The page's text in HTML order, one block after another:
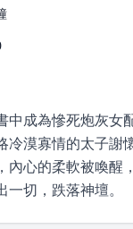
中成為慘死炮灰女
冷漠寡情的太子謝
內心的柔軟被喚醒
切，跌落神壇。